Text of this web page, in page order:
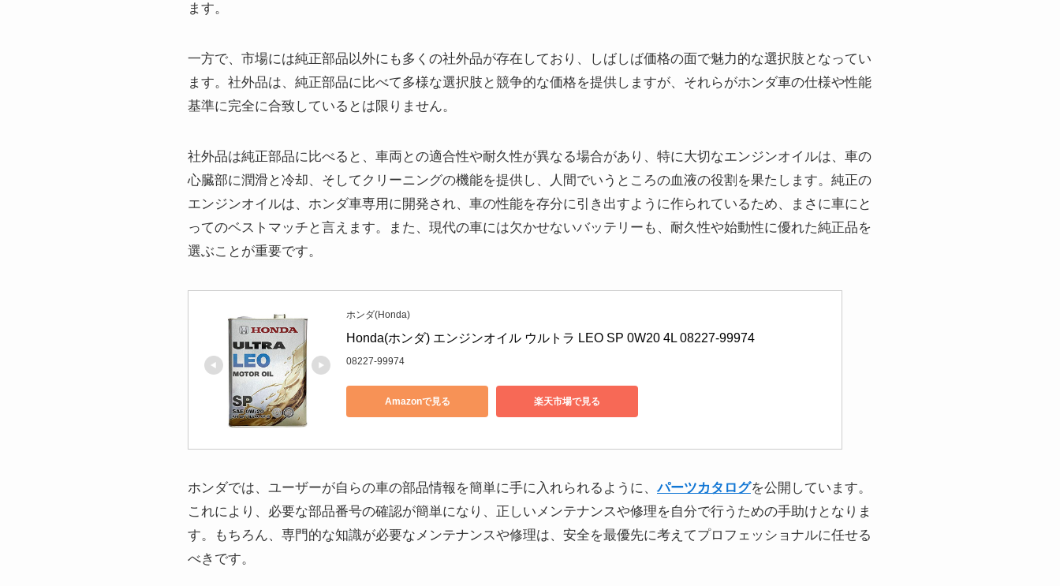
ます。
一方で、市場には純正部品以外にも多くの社外品が存在しており、しばしば価格の面で魅力的な選択肢となってい
ます。社外品は、純正部品に比べて多様な選択肢と競争的な価格を提供しますが、それらがホンダ車の仕様や性能
基準に完全に合致しているとは限りません。
社外品は純正部品に比べると、車両との適合性や耐久性が異なる場合があり、特に大切なエンジンオイルは、車の
心臓部に潤滑と冷却、そしてクリーニングの機能を提供し、人間でいうところの血液の役割を果たします。純正の
エンジンオイルは、ホンダ車専用に開発され、車の性能を存分に引き出すように作られているため、まさに車にと
ってのベストマッチと言えます。また、現代の車には欠かせないバッテリーも、耐久性や始動性に優れた純正品を
選ぶことが重要です。
ホンダ(Honda)
Honda(ホンダ) エンジンオイル ウルトラ LEO SP 0W20 4L 08227-99974
08227-99974
Amazonで見る 楽天市場で見る
ホンダでは、ユーザーが自らの車の部品情報を簡単に手に入れられるように、パーツカタログを公開しています。
これにより、必要な部品番号の確認が簡単になり、正しいメンテナンスや修理を自分で行うための手助けとなりま
す。もちろん、専門的な知識が必要なメンテナンスや修理は、安全を最優先に考えてプロフェッショナルに任せる
べきです。